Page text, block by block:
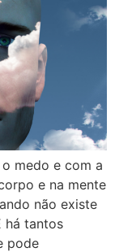
medo e com a
e na mente
não existe
há tantos
pode